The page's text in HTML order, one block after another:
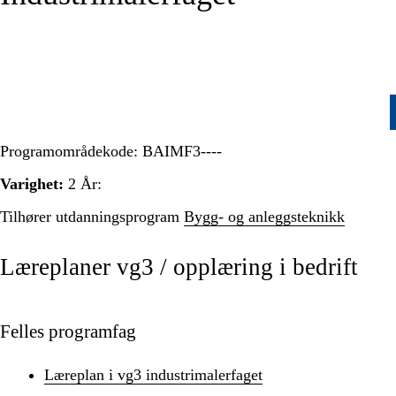
Programområdekode: BAIMF3----
Varighet: 2 År:
Tilhører utdanningsprogram Bygg- og anleggsteknikk
Læreplaner vg3 / opplæring i bedrift
Felles programfag
Læreplan i vg3 industrimalerfaget